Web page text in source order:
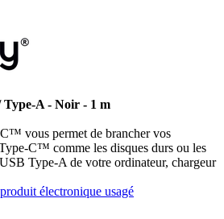
Type-A - Noir - 1 m
vous permet de brancher vos
C™ comme les disques durs ou les
Type-A de votre ordinateur, chargeur
électronique usagé